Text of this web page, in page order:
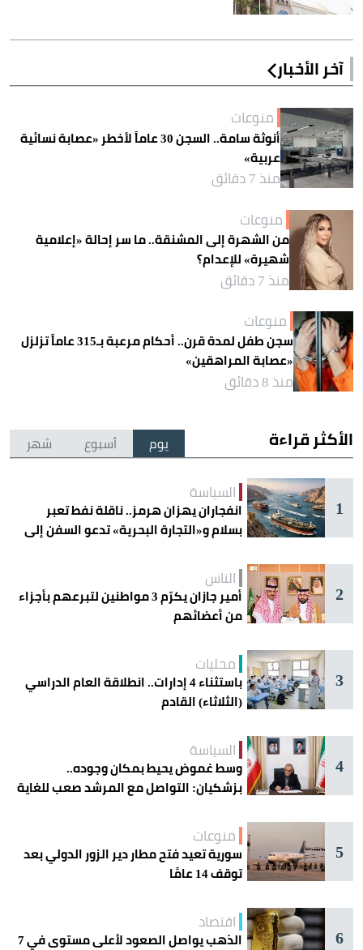
آخر الأخبار
منوعات
أنوثة سامة.. السجن 30 عاماً لأخطر «عصابة نسائية
عربية»
منذ 7 دقائق
منوعات
من الشهرة إلى المشنقة.. ما سر إحالة «إعلامية
شهيرة» للإعدام؟
منذ 7 دقائق
منوعات
سجن طفل لمدة قرن.. أحكام مرعبة بـ315 عاماً تزلزل
«عصابة المراهقين»
منذ 8 دقائق
الأكثر قراءة يوم أسبوع شهر
1
السياسة
انفجاران يهزان هرمز.. ناقلة نفط تعبر
بسلام و«التجارة البحرية» تدعو السفن إلى
2
الناس
أمير جازان يكرّم 3 مواطنين لتبرعهم بأجزاء
من أعضائهم
3
محليات
باستثناء 4 إدارات.. انطلاقة العام الدراسي
(الثلاثاء) القادم
4
السياسة
وسط غموض يحيط بمكان وجوده..
بزشكيان: التواصل مع المرشد صعب للغاية
5
منوعات
سورية تعيد فتح مطار دير الزور الدولي بعد
توقف 14 عامًا
6
اقتصاد
الذهب يواصل الصعود لأعلى مستوى في 7